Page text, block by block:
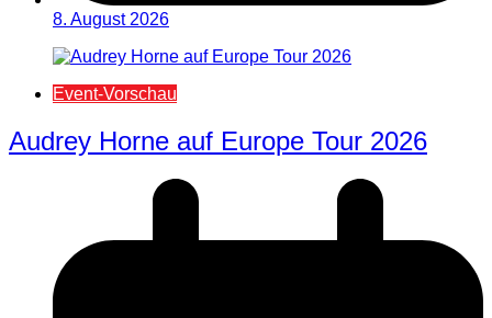
8. August 2026
Event-Vorschau
Audrey Horne auf Europe Tour 2026